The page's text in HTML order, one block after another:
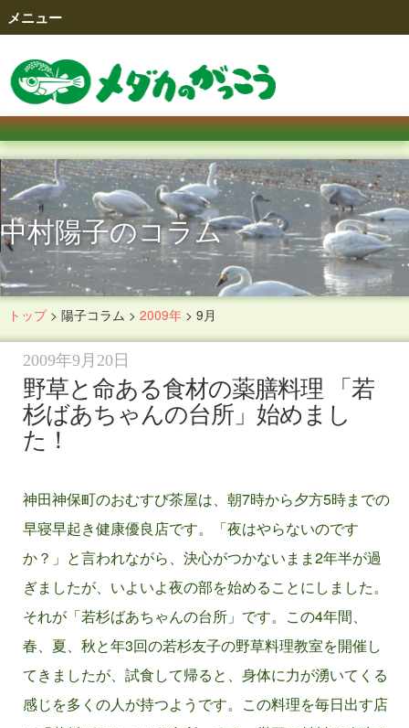
メニュー
中村陽子のコラム
トップ> 陽子コラム > 2009年> 9月
2009年9月20日
野草と命ある食材の薬膳料理 「若
杉ばあちゃんの台所」始めまし
た！
神田神保町のおむすび茶屋は、朝7時から夕方5時までの
早寝早起き健康優良店です。「夜はやらないのです
か？」と言われながら、決心がつかないまま2年半が過
ぎましたが、いよいよ夜の部を始めることにしました。
それが「若杉ばあちゃんの台所」です。この4年間、
春、夏、秋と年3回の若杉友子の野草料理教室を開催し
てきましたが、試食して帰ると、身体に力が湧いてくる
感じを多くの人が持つようです。この料理を毎日出す店